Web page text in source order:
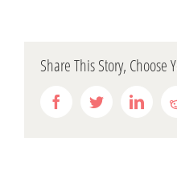
Share This Story, Choose
FacebookTwitter